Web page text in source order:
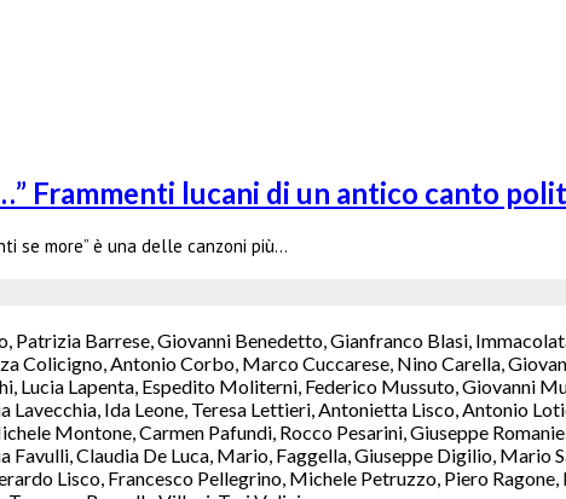
Frammenti lucani di un antico canto
se more” è una delle canzoni più…
Patrizia Barrese, Giovanni Benedetto, Gianfranco Blasi,
Colicigno, Antonio Corbo, Marco Cuccarese, Nino Carella,
Lucia Lapenta, Espedito Moliterni, Federico Mussuto, Giovanni
Lavecchia, Ida Leone, Teresa Lettieri, Antonietta Lisco, Antonio
Montone, Carmen Pafundi, Rocco Pesarini, Giuseppe
Favulli, Claudia De Luca, Mario, Faggella, Giuseppe Digilio,
Lisco, Francesco Pellegrino, Michele Petruzzo, Piero